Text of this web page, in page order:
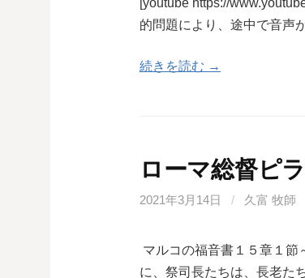
[youtube https://
的問題により、途中で音声
続きを読む →
ローマ総督ピ
2021年3月14日 / 久富 牧師
マルコの福音書１５章１
に、祭司長たちは、長老た